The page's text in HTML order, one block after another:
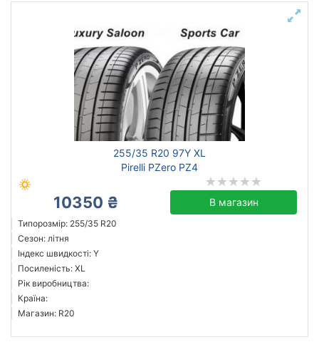
255/35 R20 97Y XL
Pirelli PZero PZ4
10350 ₴ В магазин
Типорозмір: 255/35 R20
Сезон: літня
Індекс швидкості: Y
Посиленість: XL
Рік виробництва:
Країна:
Магазин: R20